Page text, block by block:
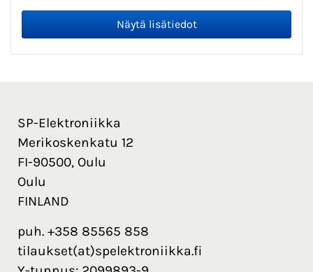
SP-Elektroniikka
Merikoskenkatu 12
FI-90500, Oulu
Oulu
FINLAND
puh. +358 85565 858
tilaukset(at)spelektroniikka.fi